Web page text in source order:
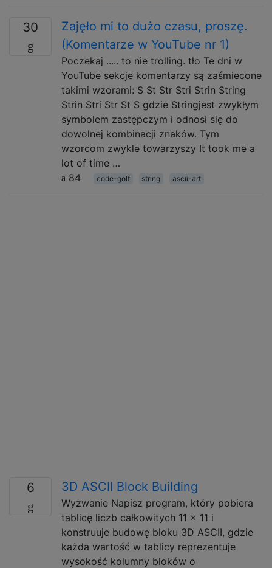
30
Zajęło mi to dużo czasu, proszę.
(Komentarze w YouTube nr 1)
Poczekaj ..... to nie trolling. tło Te dni w
YouTube sekcje komentarzy są zaśmiecone
takimi wzorami: S St Str Stri Strin String
Strin Stri Str St S gdzie Stringjest zwykłym
symbolem zastępczym i odnosi się do
dowolnej kombinacji znaków. Tym
wzorcom zwykle towarzyszy It took me a
lot of time …
84
code-golf string ascii-art
6 3D ASCII Block Building
Wyzwanie Napisz program, który pobiera
tablicę liczb całkowitych 11 x 11 i
konstruuje budowę bloku 3D ASCII, gdzie
każda wartość w tablicy reprezentuje
wysokość kolumny bloków o